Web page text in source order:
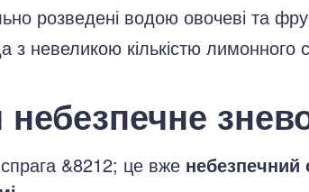
розведені водою овочеві та
з невеликою кількістю лимонного
&8212; це вже